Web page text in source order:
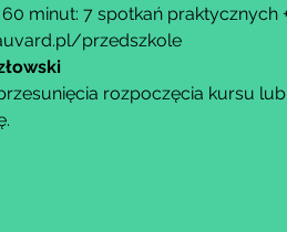
minut: 7 spotkań praktycznych
przedszkole
rozpoczęcia kursu